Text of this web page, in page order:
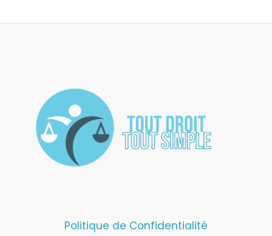
Politique de Confidentialité